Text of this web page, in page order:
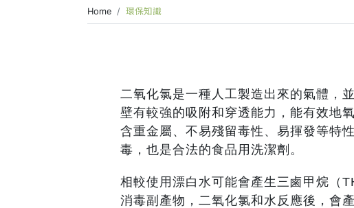
Home 環保知識
二氧化氯是一種人工製造出來的氣體，
壁有較強的吸附和穿透能力，能有效地
含重金屬、不易殘留毒性、易揮發等特
毒，也是合法的食品用洗潔劑。
相較使用漂白水可能會產生三鹵甲烷（
消毒副產物，二氧化氯和水反應後，會